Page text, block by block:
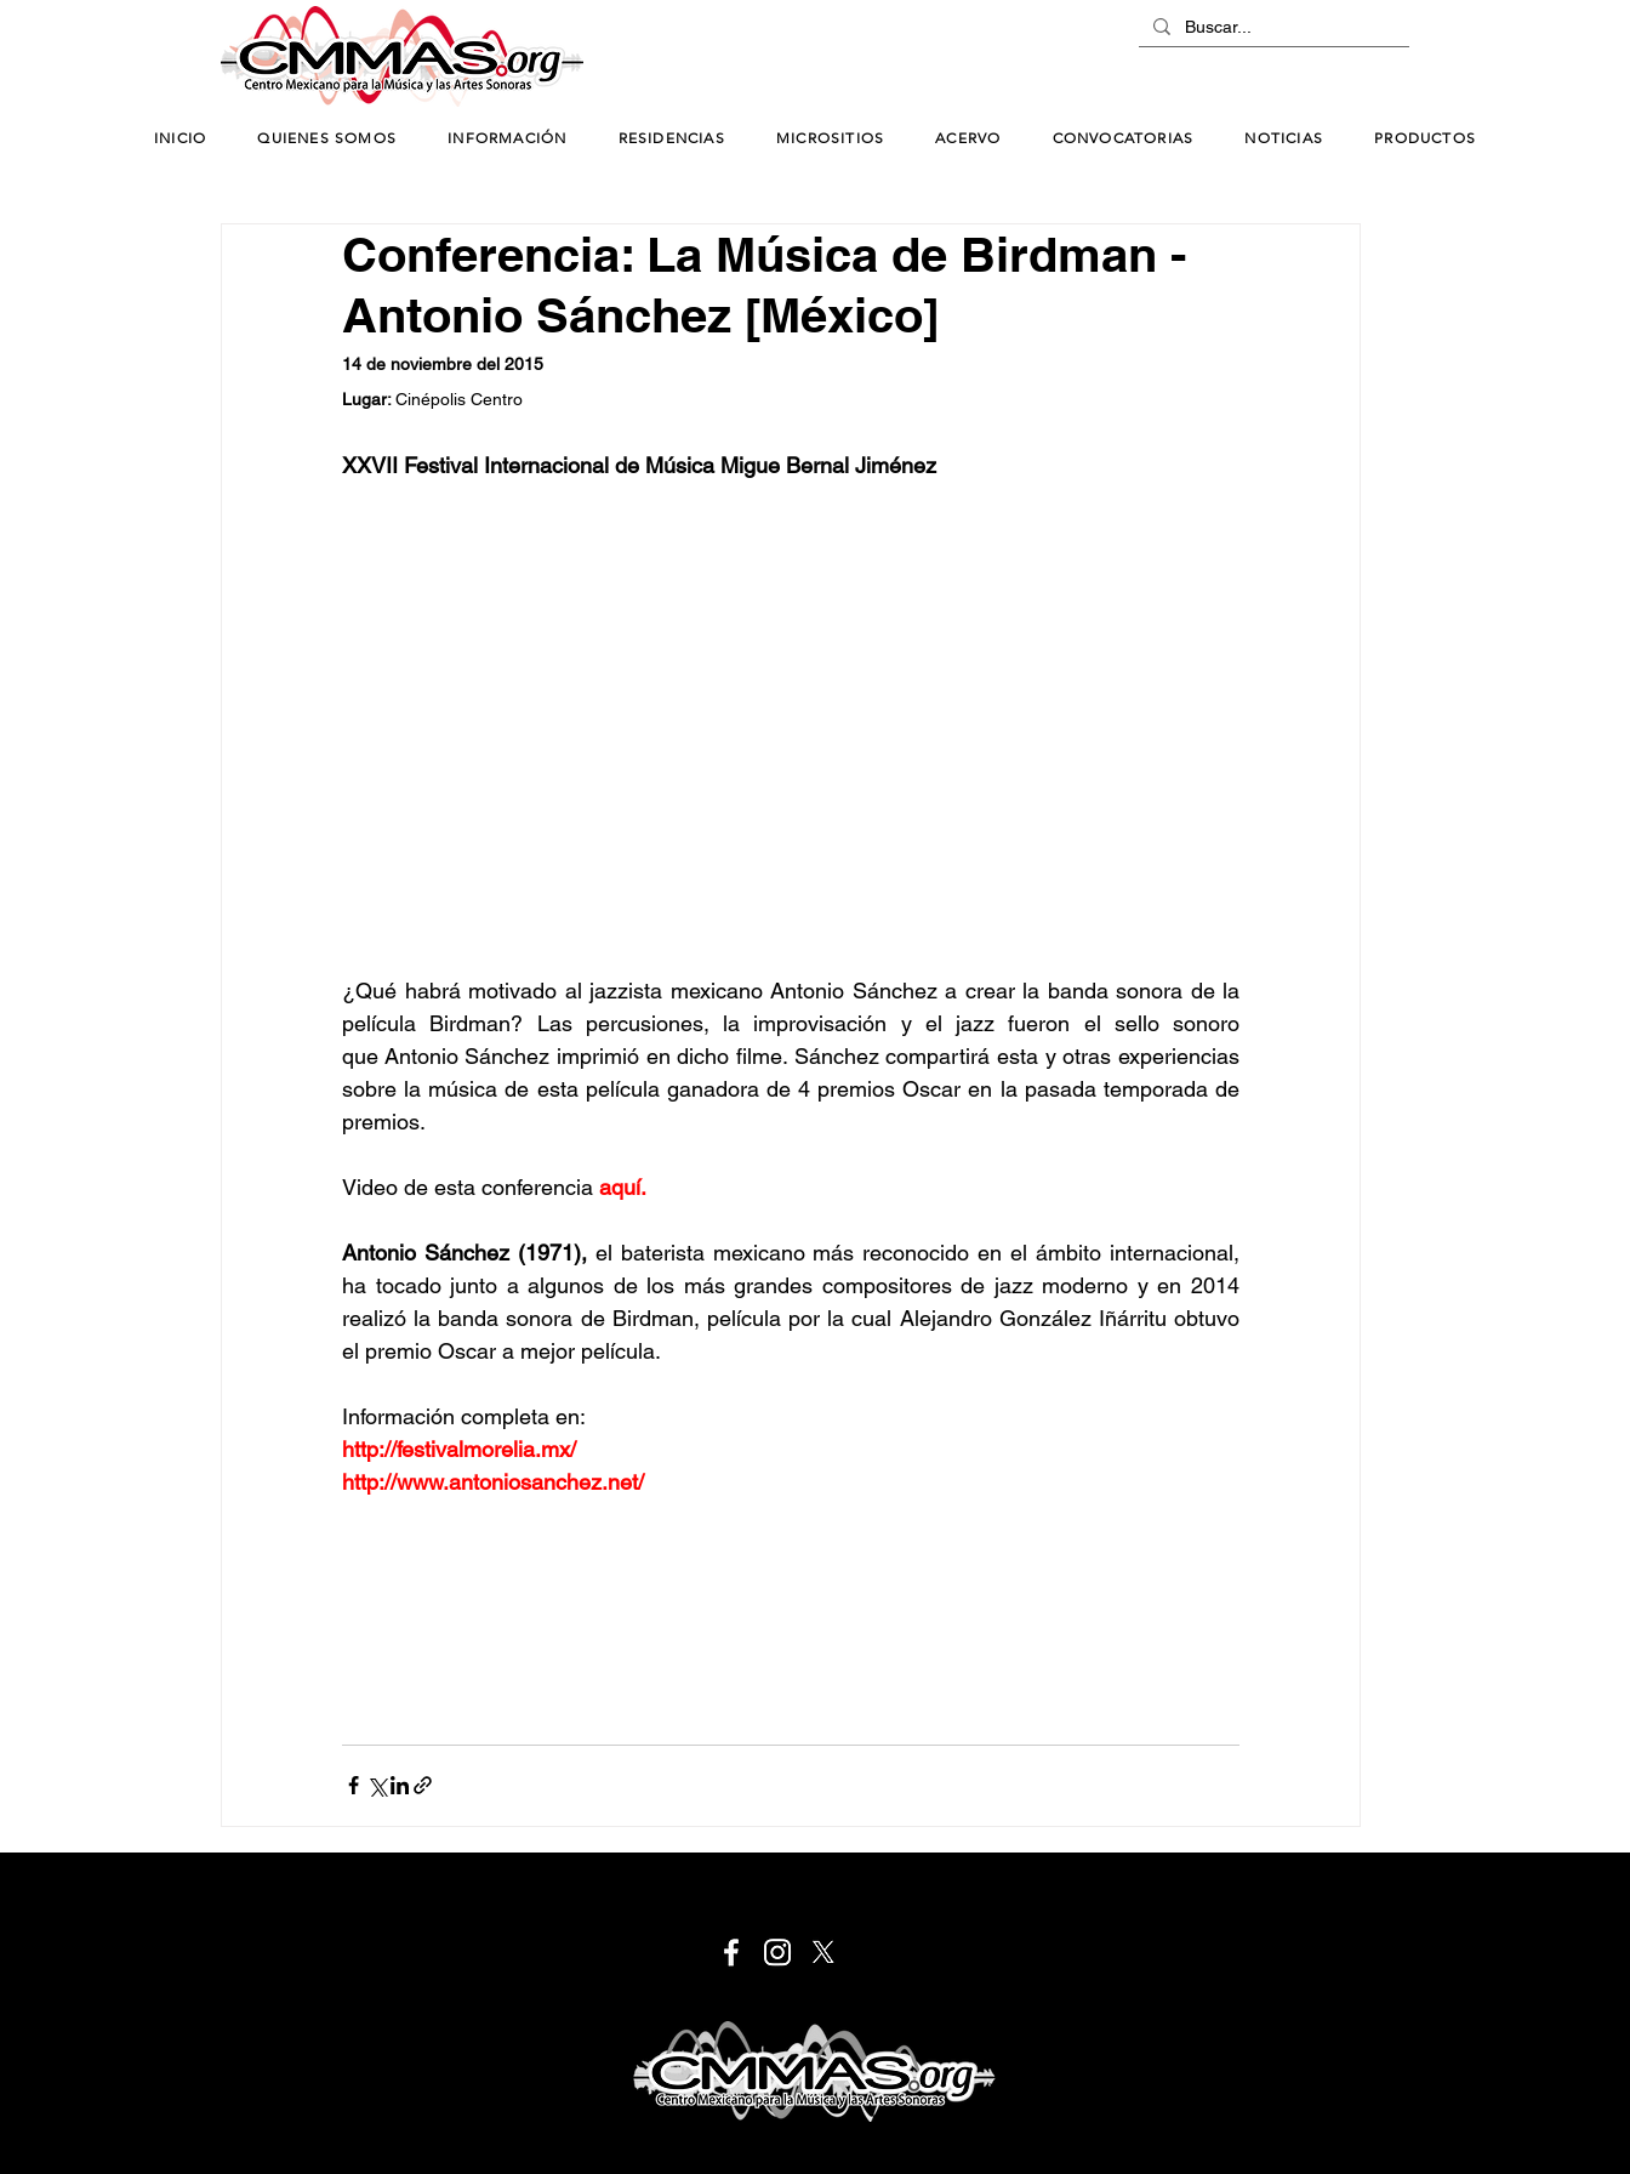
INICIO QUIENES SOMOS INFORMACIÓN RESIDENCIAS MICROSITIOS ACERVO CONVOCATORIAS NOTICIAS PRODUCTOS
Conferencia: La Música de Birdman -
Antonio Sánchez [México]
14 de noviembre del 2015
Lugar: Cinépolis Centro
XXVII Festival Internacional de Música Migue Bernal Jiménez
¿Qué habrá motivado al jazzista mexicano Antonio Sánchez a crear la banda sonora de la
película Birdman? Las percusiones, la improvisación y el jazz fueron el sello sonoro
que Antonio Sánchez imprimió en dicho filme. Sánchez compartirá esta y otras experiencias
sobre la música de esta película ganadora de 4 premios Oscar en la pasada temporada de
premios.
Video de esta conferencia aquí.
Antonio Sánchez (1971), el baterista mexicano más reconocido en el ámbito internacional,
ha tocado junto a algunos de los más grandes compositores de jazz moderno y en 2014
realizó la banda sonora de Birdman, película por la cual Alejandro González Iñárritu obtuvo
el premio Oscar a mejor película.
Información completa en:
http://festivalmorelia.mx/
http://www.antoniosanchez.net/